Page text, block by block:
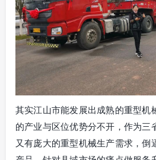
其实江山市能发展出成熟的重型机
的产业与区位优势分不开，作为三
又有庞大的重型机械生产需求，倒